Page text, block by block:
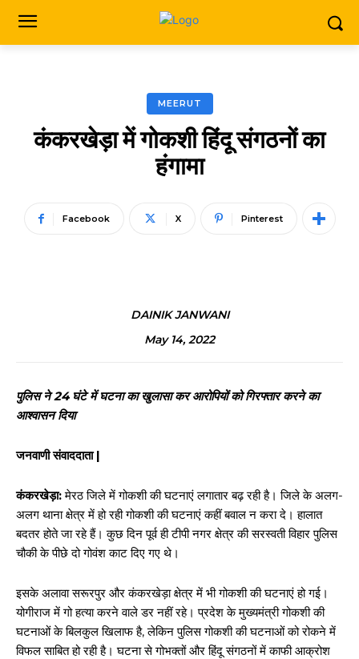
MEERUT
कंकरखेड़ा में गोकशी हिंदू संगठनों का
हंगामा
Facebook X Pinterest
DAINIK JANWANI
May 14, 2022
पुलिस ने 24 घंटे में घटना का खुलासा कर आरोपियों को गिरफ्तार करने का
आश्वासन दिया
जनवाणी संवाददाता |
कंकरखेड़ा:मेरठ जिले में गोकशी की घटनाएं लगातार बढ़ रही है। जिले के अलग-
अलग थाना क्षेत्र में हो रही गोकशी की घटनाएं कहीं बवाल न करा दे। हालात
बदतर होते जा रहे हैं। कुछ दिन पूर्व ही टीपी नगर क्षेत्र की सरस्वती विहार पुलिस
चौकी के पीछे दो गोवंश काट दिए गए थे।
इसके अलावा सरूरपुर और कंकरखेड़ा क्षेत्र में भी गोकशी की घटनाएं हो गई।
योगीराज में गो हत्या करने वाले डर नहीं रहे। प्रदेश के मुख्यमंत्री गोकशी की
घटनाओं के बिलकुल खिलाफ है, लेकिन पुलिस गोकशी की घटनाओं को रोकने में
विफल साबित हो रही है। घटना से गोभक्तों और हिंदू संगठनों में काफी आक्रोश